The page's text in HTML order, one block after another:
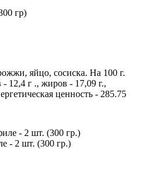
гр)
яйцо, сосиска. На 100 г.
12,4 г ., жиров - 17,09 г.,
ценность - 285.75
- 2 шт. (300 гр.)